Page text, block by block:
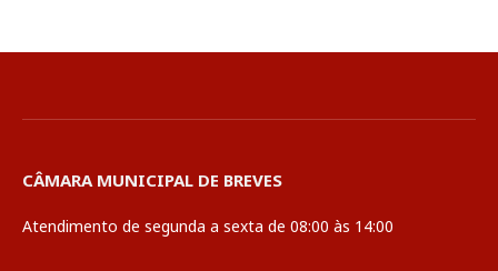
CÂMARA MUNICIPAL DE BREVES
Atendimento de segunda a sexta de 08:00 às 14:00